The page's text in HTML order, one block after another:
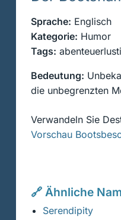
Sprache: Englisch
Kategorie: Humor
Tags:
Bedeutung:
die unbegrenzten
Verwandeln Sie
Vorschau
🔗 Ähnliche
Serendipity